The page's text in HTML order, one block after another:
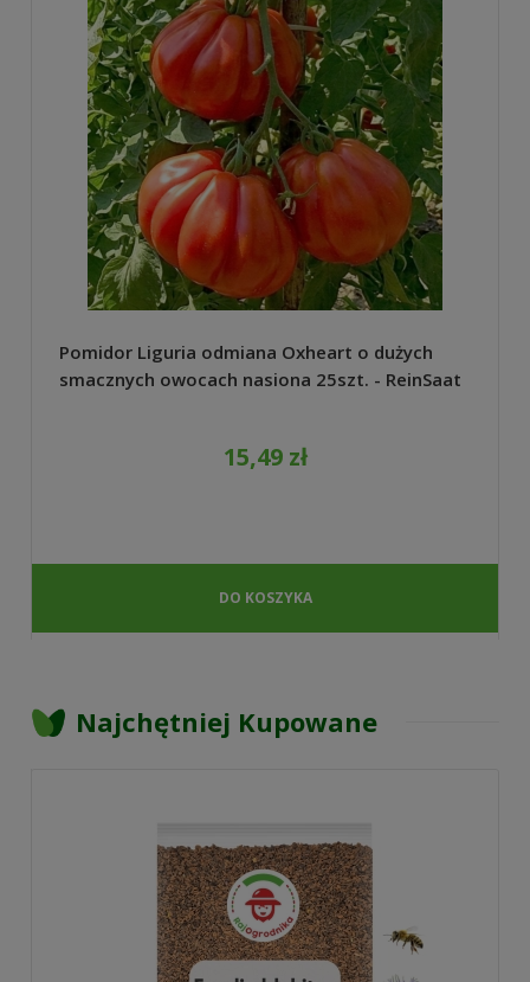
Pomidor Liguria odmiana Oxheart o dużych
smacznych owocach nasiona 25szt. - ReinSaat
15,49 zł
DO KOSZYKA
Najchętniej Kupowane